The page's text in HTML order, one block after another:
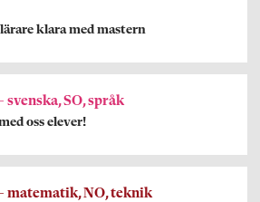
klara med mastern
SO, språk
oss elever!
matematik, NO, teknik